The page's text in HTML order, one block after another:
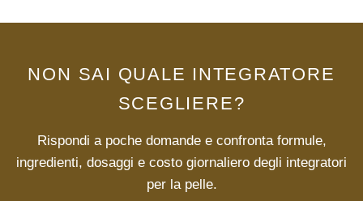
NON SAI QUALE INTEGRATORE
SCEGLIERE?
Rispondi a poche domande e confronta formule,
ingredienti, dosaggi e costo giornaliero degli integratori
per la pelle.
X115 -
SCOPRI COME FUNZIONA